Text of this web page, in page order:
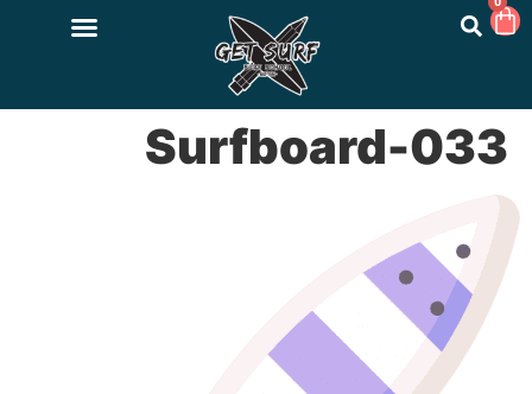
033-Surfboard